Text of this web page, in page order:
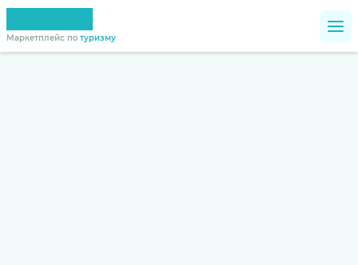
Маркетплейс по туризму